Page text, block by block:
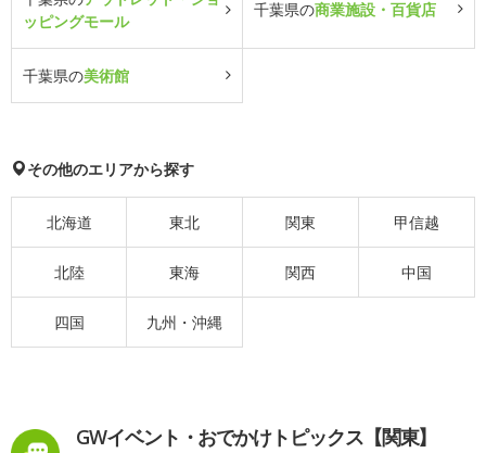
ッピングモール
千葉県の商業施設・百貨店
千葉県の美術館
その他のエリアから探す
北海道 東北 関東 甲信越
北陸 東海 関西 中国
四国 九州・沖縄
GWイベント・おでかけトピックス【関東】